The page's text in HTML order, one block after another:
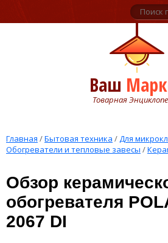
Ваш
Товарная
Главная /Бытовая техника /Для
Обогреватели и тепловые завесы /
Обзор
обогревателя
2067 DI